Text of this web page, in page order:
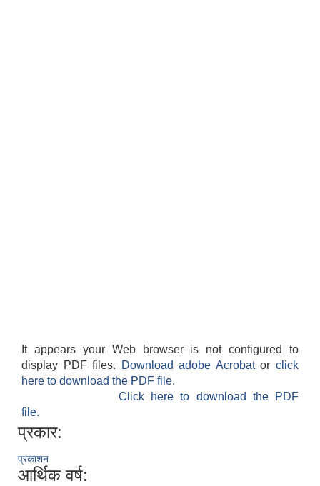
It appears your Web browser is not configured to
display PDF files.
Download adobe Acrobatorclick
here to download the PDF file.
Click here to download the PDF
file.
प्रकार:
प्रकाशन
आर्थिक वर्ष: